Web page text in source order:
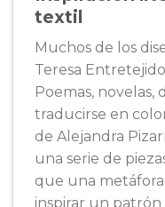
textil
Muchos de los
Teresa
Poemas,
traducirse en
de Alejandra
una serie de
que una
inspirar un